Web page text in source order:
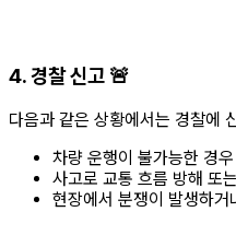
4. 경찰 신고 🚨
다음과 같은 상황에서는 경찰에
차량 운행이 불가능한 경우
사고로 교통 흐름 방해 또
현장에서 분쟁이 발생하거